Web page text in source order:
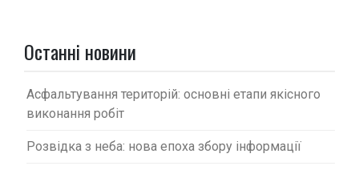
Останні новини
Асфальтування територій: основні етапи якісного
виконання робіт
Розвідка з неба: нова епоха збору інформації